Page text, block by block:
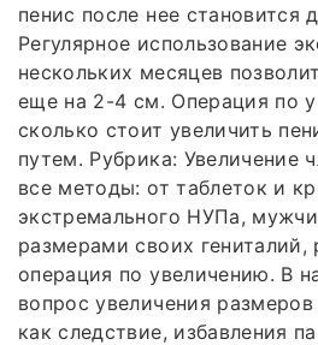
пенис после нее становится
Регулярное использование
нескольких месяцев
еще на 2-4 см. Операция по
сколько стоит увеличить
путем. Рубрика: Увеличение
все методы: от таблеток и
экстремального НУПа,
размерами своих гениталий,
операция по увеличению. В
вопрос увеличения
как следствие, избавления